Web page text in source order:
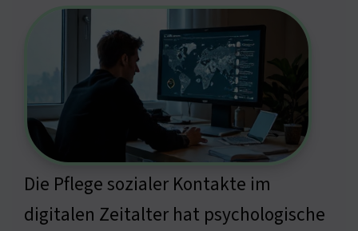
Die Pflege sozialer Kontakte im
digitalen Zeitalter hat psychologische